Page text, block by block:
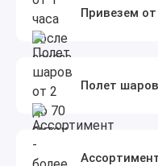
Привезем
Полет